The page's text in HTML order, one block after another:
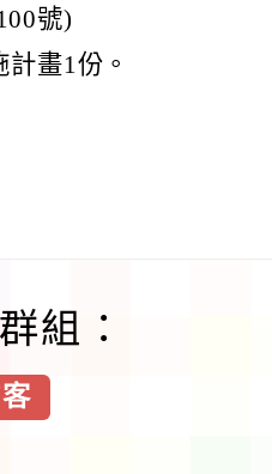
號)
畫1份。
組：